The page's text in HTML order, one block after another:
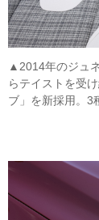
▲2014年のジュ
らテイストを受
ブ」を新採用。3